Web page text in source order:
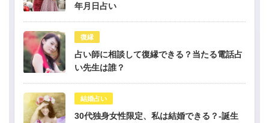
年月日占い
復縁
占い師に相談して復縁できる？当たる電話占
い先生は誰？
結婚占い
30代独身女性限定、私は結婚できる？-誕生